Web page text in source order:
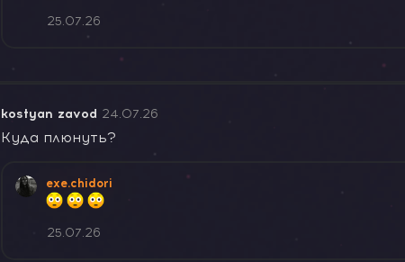
25.07.26
kostyan zavod 24.07.26
Куда плюнуть?
exe.chidori
25.07.26